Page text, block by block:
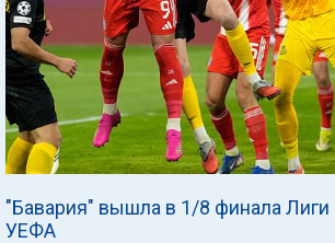
"Бавария" вышла в 1/8 финала
УЕФА